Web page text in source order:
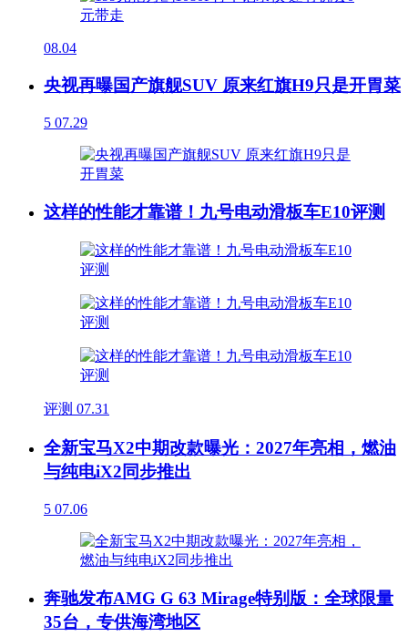
08.04
央视再曝国产旗舰SUV 原来红旗H9只是开胃菜
5 07.29
这样的性能才靠谱！九号电动滑板车E10评测
评测 07.31
全新宝马X2中期改款曝光：2027年亮相，燃油
与纯电iX2同步推出
5 07.06
奔驰发布AMG G 63 Mirage特别版：全球限量
35台，专供海湾地区